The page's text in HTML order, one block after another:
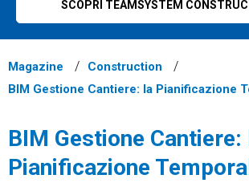
SCOPRI TEAMSYSTEM
Magazine
Construction
BIM Gestione Cantiere: la Pianificazione
BIM Gestione Cantiere:
Pianificazione